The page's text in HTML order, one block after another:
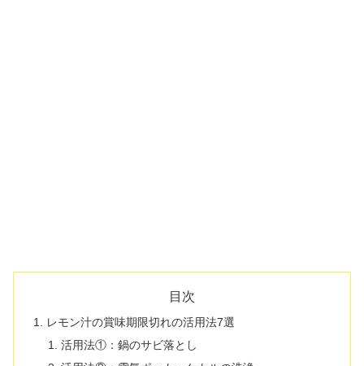
目次
レモン汁の賞味期限切れの活用法7選
活用法①：鍋のサビ落とし